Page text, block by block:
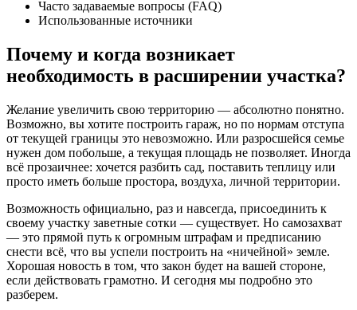
Часто задаваемые вопросы (FAQ)
Использованные источники
Почему и когда возникает
необходимость в расширении участка?
Желание увеличить свою территорию — абсолютно понятно.
Возможно, вы хотите построить гараж, но по нормам отступа
от текущей границы это невозможно. Или разросшейся семье
нужен дом побольше, а текущая площадь не позволяет. Иногда
всё прозаичнее: хочется разбить сад, поставить теплицу или
просто иметь больше простора, воздуха, личной территории.
Возможность официально, раз и навсегда, присоединить к
своему участку заветные сотки — существует. Но самозахват
— это прямой путь к огромным штрафам и предписанию
снести всё, что вы успели построить на «ничейной» земле.
Хорошая новость в том, что закон будет на вашей стороне,
если действовать грамотно. И сегодня мы подробно это
разберем.